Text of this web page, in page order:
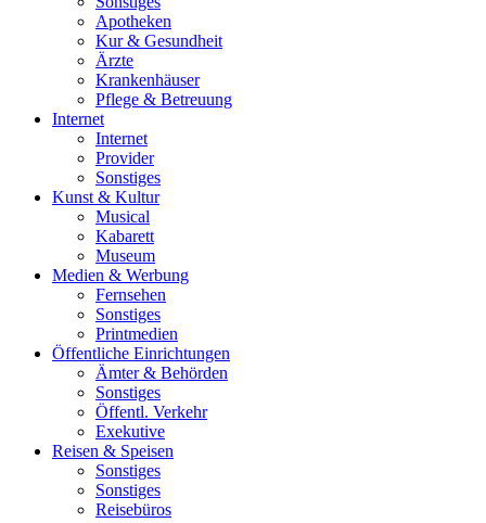
Apotheken
Kur & Gesundheit
Ärzte
Krankenhäuser
Pflege & Betreuung
Internet
Internet
Provider
Sonstiges
Kunst & Kultur
Musical
Kabarett
Museum
Medien & Werbung
Fernsehen
Sonstiges
Printmedien
Öffentliche Einrichtungen
Ämter & Behörden
Sonstiges
Öffentl. Verkehr
Exekutive
Reisen & Speisen
Sonstiges
Sonstiges
Reisebüros